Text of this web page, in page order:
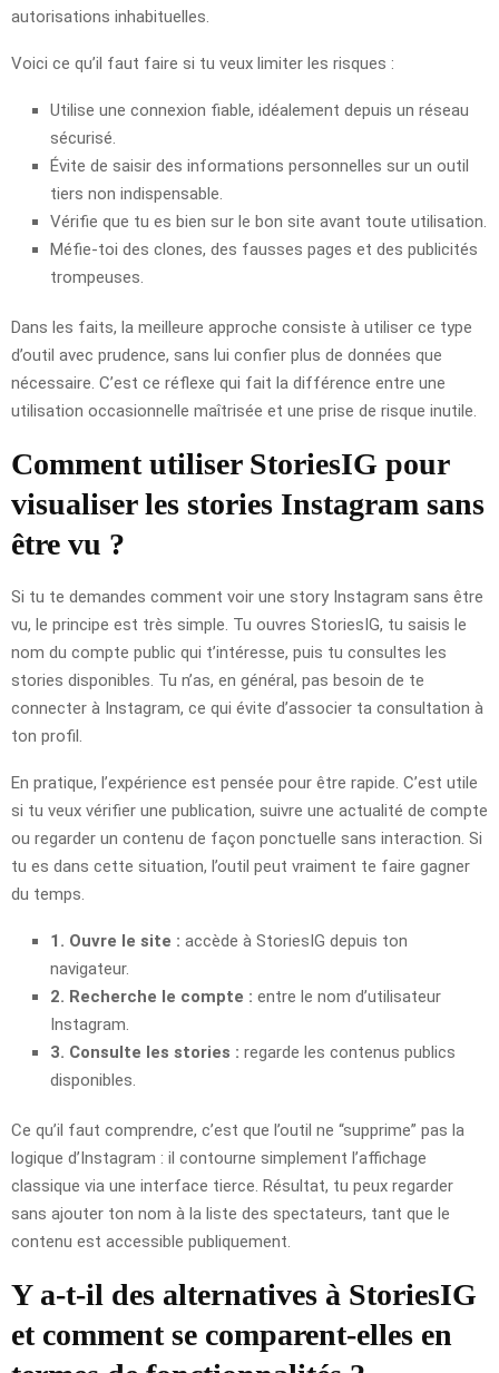
autorisations inhabituelles.
Voici ce qu’il faut faire si tu veux limiter les risques :
Utilise une connexion fiable, idéalement depuis un réseau
sécurisé.
Évite de saisir des informations personnelles sur un outil
tiers non indispensable.
Vérifie que tu es bien sur le bon site avant toute utilisation.
Méfie-toi des clones, des fausses pages et des publicités
trompeuses.
Dans les faits, la meilleure approche consiste à utiliser ce type
d’outil avec prudence, sans lui confier plus de données que
nécessaire. C’est ce réflexe qui fait la différence entre une
utilisation occasionnelle maîtrisée et une prise de risque inutile.
Comment utiliser StoriesIG pour
visualiser les stories Instagram sans
être vu ?
Si tu te demandes comment voir une story Instagram sans être
vu, le principe est très simple. Tu ouvres StoriesIG, tu saisis le
nom du compte public qui t’intéresse, puis tu consultes les
stories disponibles. Tu n’as, en général, pas besoin de te
connecter à Instagram, ce qui évite d’associer ta consultation à
ton profil.
En pratique, l’expérience est pensée pour être rapide. C’est utile
si tu veux vérifier une publication, suivre une actualité de compte
ou regarder un contenu de façon ponctuelle sans interaction. Si
tu es dans cette situation, l’outil peut vraiment te faire gagner
du temps.
1. Ouvre le site : accède à StoriesIG depuis ton
navigateur.
2. Recherche le compte : entre le nom d’utilisateur
Instagram.
3. Consulte les stories : regarde les contenus publics
disponibles.
Ce qu’il faut comprendre, c’est que l’outil ne “supprime” pas la
logique d’Instagram : il contourne simplement l’affichage
classique via une interface tierce. Résultat, tu peux regarder
sans ajouter ton nom à la liste des spectateurs, tant que le
contenu est accessible publiquement.
Y a-t-il des alternatives à StoriesIG
et comment se comparent-elles en